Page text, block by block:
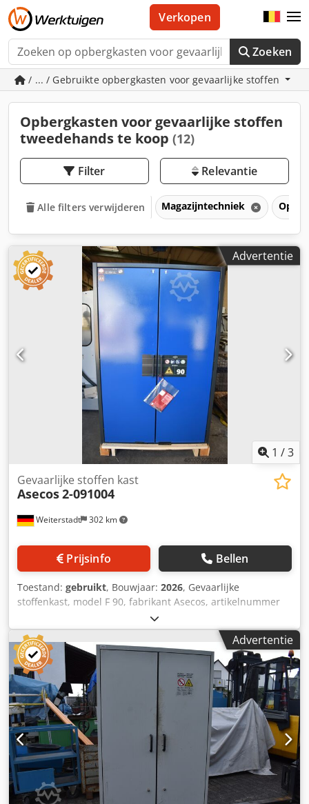
Zoeken
Verkopen
/ ... / Gebruikte opbergkasten voor gevaarlijke stoffen
Opbergkasten voor gevaarlijke stoffen
tweedehands te koop (12)
Filter Relevantie
Alle filters verwijderen Magazijntechniek
Advertentie
1 /3
Weiterstadt 302 km
Gevaarlijke stoffen kast
Asecos2-091004
Prijsinfo Bellen
Toestand: gebruikt, Bouwjaar: 2026, Gevaarlijke
stoffenkast, model F 90, fabrikant Asecos, artikelnummer
09-195-120. Hoogte 2000 mm, diepte 600 mm, breedte
1200 mm, inclusief inzetplanken. Chedpfx Ahszmmwmjgea
Advertentie